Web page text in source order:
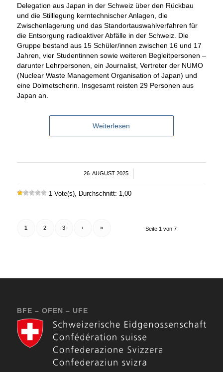
Delegation aus Japan in der Schweiz über den Rückbau
und die Stilllegung kerntechnischer Anlagen, die
Zwischenlagerung und das Standortauswahlverfahren für
die Entsorgung radioaktiver Abfälle in der Schweiz. Die
Gruppe bestand aus 15 Schüler/innen zwischen 16 und 17
Jahren, vier Studentinnen sowie weiteren Begleitpersonen –
darunter Lehrpersonen, ein Journalist, Vertreter der NUMO
(Nuclear Waste Management Organisation of Japan) und
eine Dolmetscherin. Insgesamt reisten 29 Personen aus
Japan an.
Weiterlesen
26. AUGUST 2025
/
1 Vote(s), Durchschnitt: 1,00
Seite 1 von 7
1 2 3 › »
BFE – OFEN – UFE